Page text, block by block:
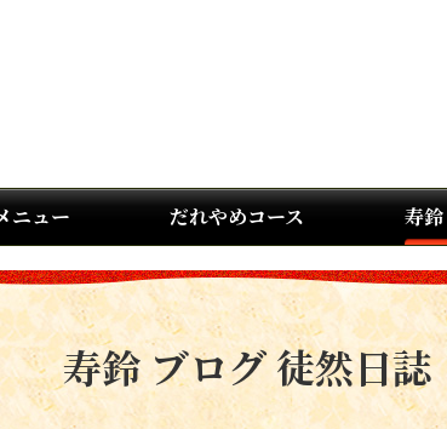
ニュー だれやめコース 寿
寿鈴 ブログ 徒然日誌